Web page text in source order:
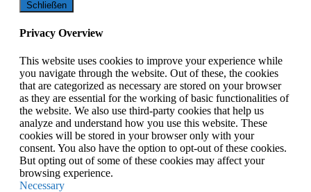
Schließen
Privacy Overview
This website uses cookies to improve your experience while
you navigate through the website. Out of these, the cookies
that are categorized as necessary are stored on your browser
as they are essential for the working of basic functionalities of
the website. We also use third-party cookies that help us
analyze and understand how you use this website. These
cookies will be stored in your browser only with your
consent. You also have the option to opt-out of these cookies.
But opting out of some of these cookies may affect your
browsing experience.
Necessary